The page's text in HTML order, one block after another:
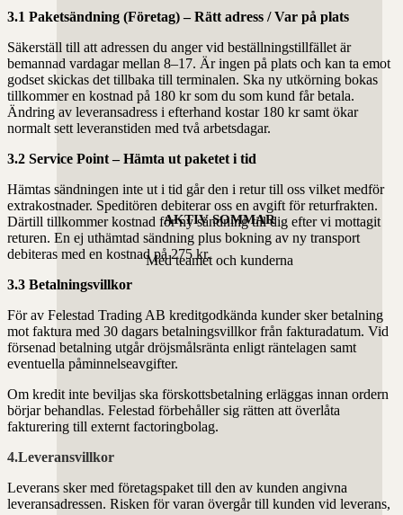
AKTIV SOMMAR
Med teamet och kunderna
3.1 Paketsändning (Företag) – Rätt adress / Var på plats
Säkerställ till att adressen du anger vid beställningstillfället är
bemannad vardagar mellan 8–17. Är ingen på plats och kan ta emot
godset skickas det tillbaka till terminalen. Ska ny utkörning bokas
tillkommer en kostnad på 180 kr som du som kund får betala.
Ändring av leveransadress i efterhand kostar 180 kr samt ökar
normalt sett leveranstiden med två arbetsdagar.
3.2 Service Point – Hämta ut paketet i tid
Hämtas sändningen inte ut i tid går den i retur till oss vilket medför
extrakostnader. Speditören debiterar oss en avgift för returfrakten.
Därtill tillkommer kostnad för ny sändning till dig efter vi mottagit
returen. En ej uthämtad sändning plus bokning av ny transport
debiteras med en kostnad på 275 kr.
3.3 Betalningsvillkor
För av Felestad Trading AB kreditgodkända kunder sker betalning
mot faktura med 30 dagars betalningsvillkor från fakturadatum. Vid
försenad betalning utgår dröjsmålsränta enligt räntelagen samt
eventuella påminnelseavgifter.
Om kredit inte beviljas ska förskottsbetalning erläggas innan ordern
börjar behandlas. Felestad förbehåller sig rätten att överlåta
fakturering till externt factoringbolag.
4.Leveransvillkor
Leverans sker med företagspaket till den av kunden angivna
leveransadressen. Risken för varan övergår till kunden vid leverans,